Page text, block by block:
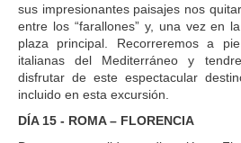
sus impresionantes paisajes nos
entre los “farallones” y, una vez en
plaza principal. Recorreremos a
italianas del Mediterráneo y
disfrutar de este espectacular
incluido en esta excursión.
DÍA 15 - ROMA – FLORENCIA